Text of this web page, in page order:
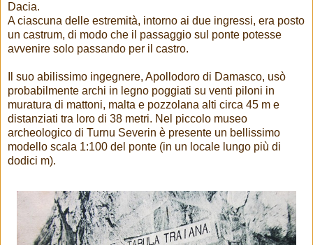
Dacia.
A ciascuna delle estremità, intorno ai due ingressi, era posto
un castrum, di modo che il passaggio sul ponte potesse
avvenire solo passando per il castro.
Il suo abilissimo ingegnere, Apollodoro di Damasco, usò
probabilmente archi in legno poggiati su venti piloni in
muratura di mattoni, malta e pozzolana alti circa 45 m e
distanziati tra loro di 38 metri. Nel piccolo museo
archeologico di Turnu Severin è presente un bellissimo
modello scala 1:100 del ponte (in un locale lungo più di
dodici m).